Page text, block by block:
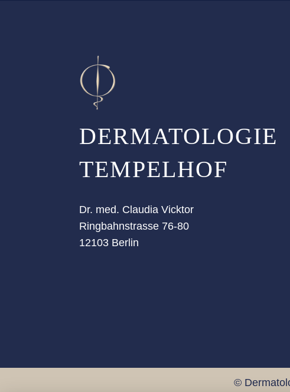
DERMATOLOGIE
TEMPELHOF
Dr. med. Claudia Vicktor
Ringbahnstrasse 76-80
12103 Berlin
©